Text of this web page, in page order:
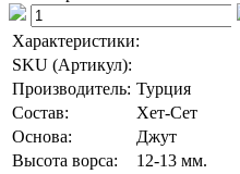
Характеристики:
SKU (Артикул):
Производитель: Турция
Состав:
Хет-Сет
Основа:
Джут
Высота ворса:
12-13 мм.